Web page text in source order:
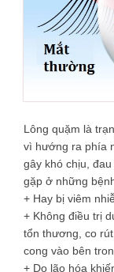
Lông quặm là
vì hướng ra phía
gây khó chịu,
gặp ở những
+ Hay bị viêm
+ Không điều trị
tổn thương, co
cong vào bên
+ Do lão hóa